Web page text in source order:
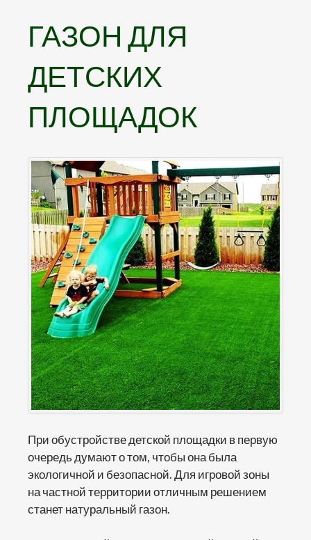
ГАЗОН ДЛЯ
ДЕТСКИХ
ПЛОЩАДОК
При обустройстве детской площадки в первую
очередь думают о том, чтобы она была
экологичной и безопасной. Для игровой зоны
на частной территории отличным решением
станет натуральный газон.